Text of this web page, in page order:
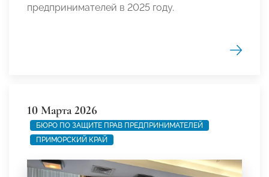
предпринимателей в 2025 году.
10 Марта 2026
БЮРО ПО ЗАЩИТЕ ПРАВ ПРЕДПРИНИМАТЕЛЕЙ
ПРИМОРСКИЙ КРАЙ